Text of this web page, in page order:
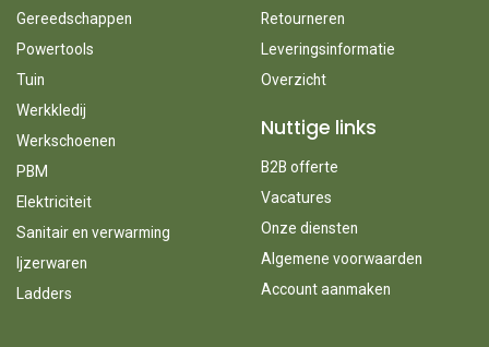
Gereedschappen
Powertools
Tuin
Werkkledij
Werkschoenen
PBM
Elektriciteit
Sanitair en verwarming
Ijzerwaren
Ladders
Retourneren
Leveringsinformatie
Overzicht
Nuttige links
B2B offerte
Vacatures
Onze diensten
Algemene voorwaarden
Account aanmaken